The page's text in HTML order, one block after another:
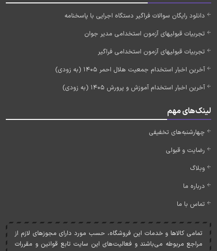
دانلود رایگان سوالات فراگیر دستگاه اجرایی با پاسخنامه
تجربیات قبولیهای آزمون استخدامی مدیر جوان
تجربیات قبولیهای آزمون استخدامی فراگیر
آخرین اخبار استخدام جمعیت هلال احمر 1405 (به زودی)
آخرین اخبار استخدام آموزش و پرورش 1405 (به زودی)
لینک‌های مهم
چهارشنبه‌های تخفیفی
رضایت و قبولی
وبلاگ
درباره ما
تماس با ما
تمامی کالاها و خدمات اين فروشگاه، حسب مورد دارای مجوزهای لازم از
مراجع مربوطه می‌باشند و فعاليت‌های اين سايت تابع قوانين و مقررات